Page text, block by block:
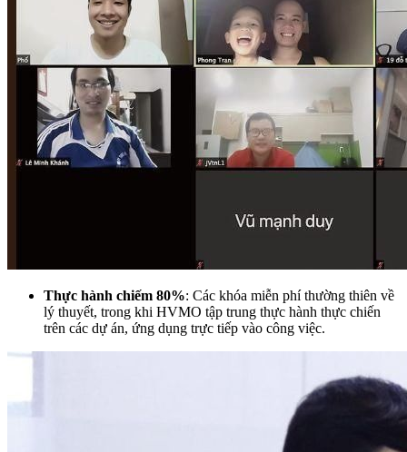
Thực hành chiếm 80%: Các khóa miễn phí thường thiên về
lý thuyết, trong khi HVMO tập trung thực hành thực chiến
trên các dự án, ứng dụng trực tiếp vào công việc.